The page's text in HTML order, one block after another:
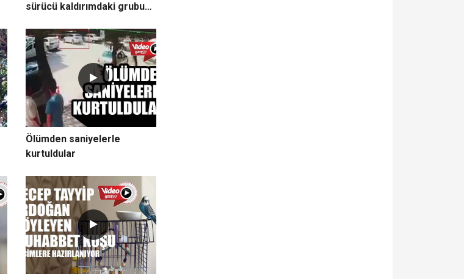
sürücü kaldırımdaki grubun
Ölümden saniyelerle
kurtuldular